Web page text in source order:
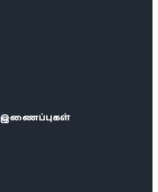
இணைப்புகள்